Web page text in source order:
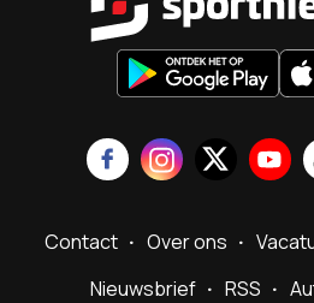
Contact Over ons
Nieuwsbrief
RSS